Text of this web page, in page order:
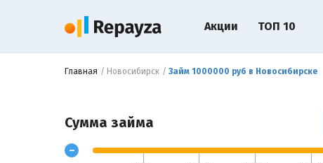
Главная Новосибирск Займ 1000000 руб в Новосибирске
Сумма займа
-
Акции ТОП 10